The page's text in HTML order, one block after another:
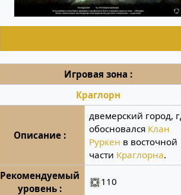
Игровая зона :
Краглорн
Описание :
двемерский город,
обосновался Клан
Руркен в восточной
части Краглорна.
Рекомендуемый
уровень :
110